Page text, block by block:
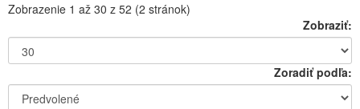
Zobrazenie 1 až 30 z 52 (2 stránok)
Zobraziť:
Zoradiť podľa: